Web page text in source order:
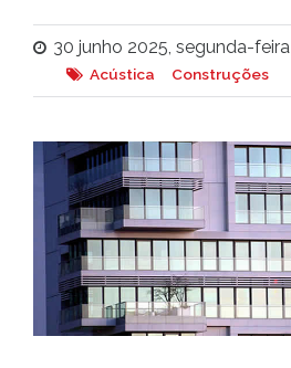
30 junho 2025, segunda-feira
Acústica Construções